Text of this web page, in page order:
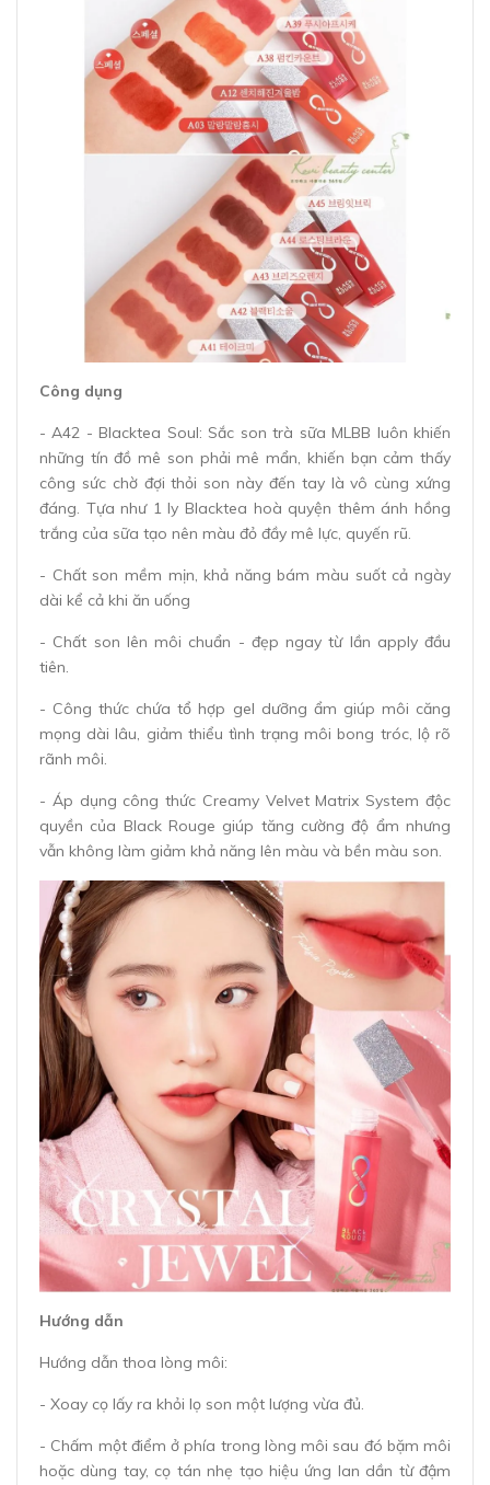
Công dụng
- A42 - Blacktea Soul: Sắc son trà sữa MLBB luôn khiến
những tín đồ mê son phải mê mẩn, khiến bạn cảm thấy
công sức chờ đợi thỏi son này đến tay là vô cùng xứng
đáng. Tựa như 1 ly Blacktea hoà quyện thêm ánh hồng
trắng của sữa tạo nên màu đỏ đầy mê lực, quyến rũ.
- Chất son mềm mịn, khả năng bám màu suốt cả ngày
dài kể cả khi ăn uống
- Chất son lên môi chuẩn - đẹp ngay từ lần apply đầu
tiên.
- Công thức chứa tổ hợp gel dưỡng ẩm giúp môi căng
mọng dài lâu, giảm thiểu tình trạng môi bong tróc, lộ rõ
rãnh môi.
- Áp dụng công thức Creamy Velvet Matrix System độc
quyền của Black Rouge giúp tăng cường độ ẩm nhưng
vẫn không làm giảm khả năng lên màu và bền màu son.
Hướng dẫn
Hướng dẫn thoa lòng môi:
- Xoay cọ lấy ra khỏi lọ son một lượng vừa đủ.
- Chấm một điểm ở phía trong lòng môi sau đó bặm môi
hoặc dùng tay, cọ tán nhẹ tạo hiệu ứng lan dần từ đậm